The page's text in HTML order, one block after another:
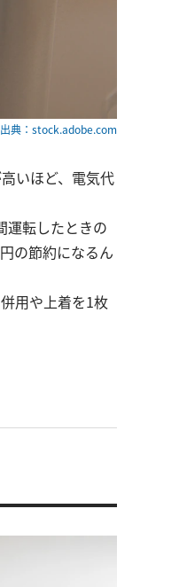
出典：stock.adobe.com
いほど、電気代
運転したときの
の節約になるん
用や上着を1枚